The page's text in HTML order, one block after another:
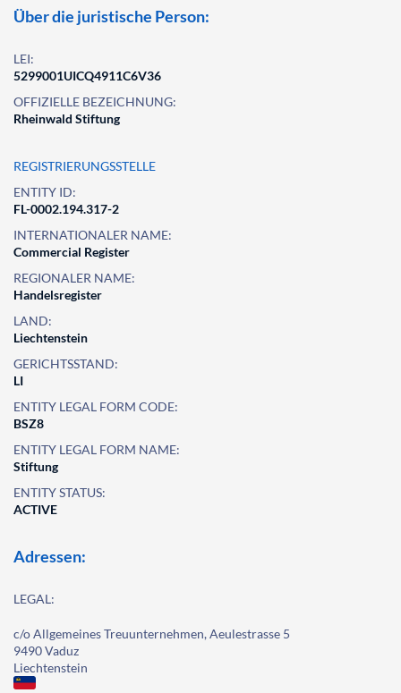
Über die juristische Person:
LEI:
5299001UICQ4911C6V36
OFFIZIELLE BEZEICHNUNG:
Rheinwald Stiftung
REGISTRIERUNGSSTELLE
ENTITY ID:
FL-0002.194.317-2
INTERNATIONALER NAME:
Commercial Register
REGIONALER NAME:
Handelsregister
LAND:
Liechtenstein
GERICHTSSTAND:
LI
ENTITY LEGAL FORM CODE:
BSZ8
ENTITY LEGAL FORM NAME:
Stiftung
ENTITY STATUS:
ACTIVE
Adressen:
LEGAL:
c/o Allgemeines Treuunternehmen, Aeulestrasse 5
9490 Vaduz
Liechtenstein